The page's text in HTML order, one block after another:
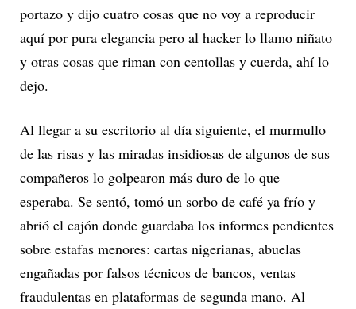
portazo y dijo cuatro cosas que no voy a reproducir
aquí por pura elegancia pero al hacker lo llamo niñato
y otras cosas que riman con centollas y cuerda, ahí lo
dejo.
Al llegar a su escritorio al día siguiente, el murmullo
de las risas y las miradas insidiosas de algunos de sus
compañeros lo golpearon más duro de lo que
esperaba. Se sentó, tomó un sorbo de café ya frío y
abrió el cajón donde guardaba los informes pendientes
sobre estafas menores: cartas nigerianas, abuelas
engañadas por falsos técnicos de bancos, ventas
fraudulentas en plataformas de segunda mano. Al